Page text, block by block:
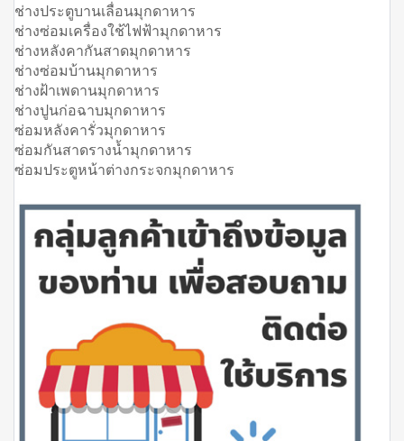
ช่างประตูบานเลื่อนมุกดาหาร
ช่างซ่อมเครื่องใช้ไฟฟ้ามุกดาหาร
ช่างหลังคากันสาดมุกดาหาร
ช่างซ่อมบ้านมุกดาหาร
ช่างฝ้าเพดานมุกดาหาร
ช่างปูนก่อฉาบมุกดาหาร
ซ่อมหลังคารั่วมุกดาหาร
ซ่อมกันสาดรางน้ำมุกดาหาร
ซ่อมประตูหน้าต่างกระจกมุกดาหาร